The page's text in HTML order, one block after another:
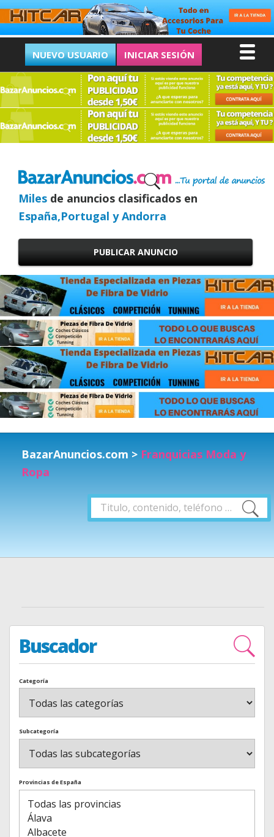
NUEVO USUARIO INICIAR SESIÓN
Miles de anuncios clasificados en
España,Portugal y Andorra
PUBLICAR ANUNCIO
BazarAnuncios.com > Franquicias Moda y
Ropa
Buscar
por:
Buscar
Buscador
Categoría
Subcategoría
Provincias de España